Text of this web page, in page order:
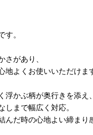
す。
さがあり、
よくお使いいただけま
かぶ柄が奥行きを添え、
しまで幅広く対応。
んだ時の心地よい締まり